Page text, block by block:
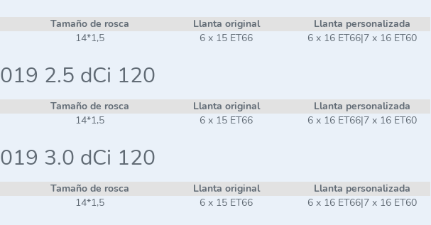
Tamaño de rosca Llanta original
Llanta personalizada
14*1,5 6 x 15 ET66 6 x 16 ET66|7 x 16 ET60
2.5 dCi 120
Tamaño de rosca Llanta original
Llanta personalizada
14*1,5 6 x 15 ET66 6 x 16 ET66|7 x 16 ET60
3.0 dCi 120
Tamaño de rosca Llanta original
Llanta personalizada
14*1,5 6 x 15 ET66 6 x 16 ET66|7 x 16 ET60